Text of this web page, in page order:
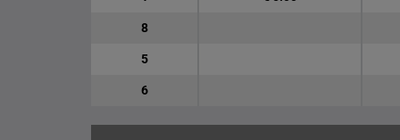
8
5
6